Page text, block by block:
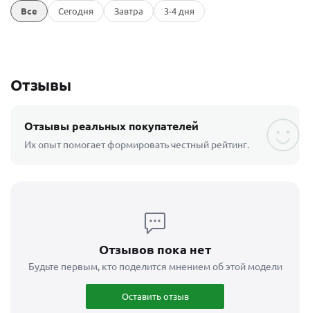
Все
Сегодня Завтра 3-4 дня
Отзывы
Отзывы реальных покупателей
Их опыт помогает формировать честный рейтинг.
Отзывов пока нет
Будьте первым, кто поделится мнением об этой модели
Оставить отзыв